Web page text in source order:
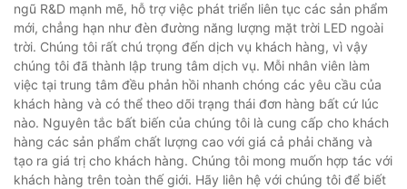
ngũ R&D mạnh mẽ, hỗ trợ việc phát triển liên tục các sản phẩm
mới, chẳng hạn như đèn đường năng lượng mặt trời LED ngoài
trời. Chúng tôi rất chú trọng đến dịch vụ khách hàng, vì vậy
chúng tôi đã thành lập trung tâm dịch vụ. Mỗi nhân viên làm
việc tại trung tâm đều phản hồi nhanh chóng các yêu cầu của
khách hàng và có thể theo dõi trạng thái đơn hàng bất cứ lúc
nào. Nguyên tắc bất biến của chúng tôi là cung cấp cho khách
hàng các sản phẩm chất lượng cao với giá cả phải chăng và
tạo ra giá trị cho khách hàng. Chúng tôi mong muốn hợp tác với
khách hàng trên toàn thế giới. Hãy liên hệ với chúng tôi để biết